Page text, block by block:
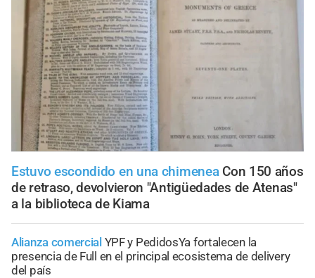
Estuvo escondido en una chimenea Con 150 años
de retraso, devolvieron "Antigüedades de Atenas"
a la biblioteca de Kiama
Alianza comercial YPF y PedidosYa fortalecen la
presencia de Full en el principal ecosistema de delivery
del país